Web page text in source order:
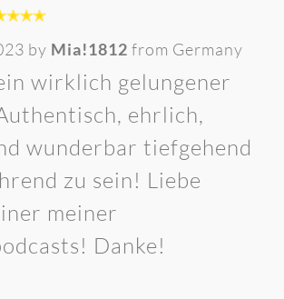
by Mia!1812 from Germany
wirklich gelungener
ehrlich,
wunderbar tiefgehend
zu sein! Liebe
meiner
Danke!